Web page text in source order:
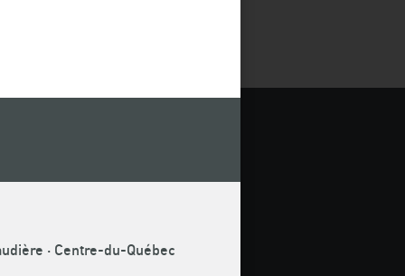
· Centre-du-Québec